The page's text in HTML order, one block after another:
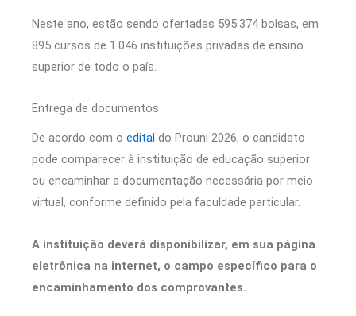
Neste ano, estão sendo ofertadas 595.374 bolsas, em
895 cursos de 1.046 instituições privadas de ensino
superior de todo o país.
Entrega de documentos
De acordo com o edital do Prouni 2026, o candidato
pode comparecer à instituição de educação superior
ou encaminhar a documentação necessária por meio
virtual, conforme definido pela faculdade particular.
A instituição deverá disponibilizar, em sua página
eletrônica na internet, o campo específico para o
encaminhamento dos comprovantes.